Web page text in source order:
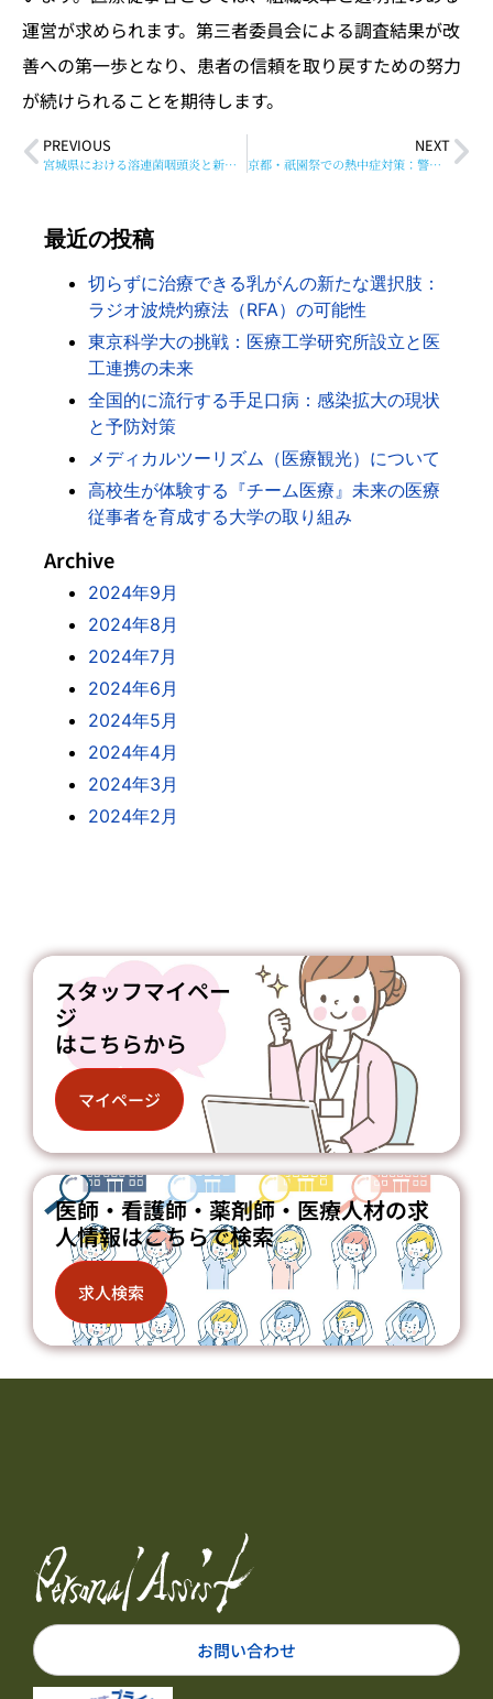
運営が求められます。第三者委員会による調査結果が改
善への第一歩となり、患者の信頼を取り戻すための努力
が続けられることを期待します。
PREVIOUS
宮城県における溶連菌咽頭炎と新型コロナウイルスの最新感染状況
NEXT
京都・祇園祭での熱中症対策：警察官が医師から初期対応を学ぶ
最近の投稿
切らずに治療できる乳がんの新たな選択肢：
ラジオ波焼灼療法（RFA）の可能性
東京科学大の挑戦：医療工学研究所設立と医
工連携の未来
全国的に流行する手足口病：感染拡大の現状
と予防対策
メディカルツーリズム（医療観光）について
高校生が体験する『チーム医療』未来の医療
従事者を育成する大学の取り組み
Archive
2024年9月
2024年8月
2024年7月
2024年6月
2024年5月
2024年4月
2024年3月
2024年2月
スタッフマイペー
ジ
はこちらから
マイページ
医師・看護師・薬剤師・医療人材の求
人情報はこちらで検索
求人検索
お問い合わせ